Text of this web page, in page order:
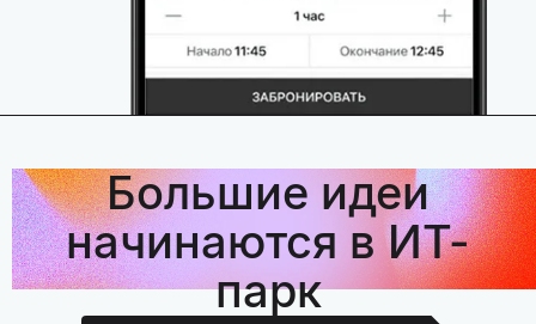
Большие идеи
начинаются в ИТ-
парк